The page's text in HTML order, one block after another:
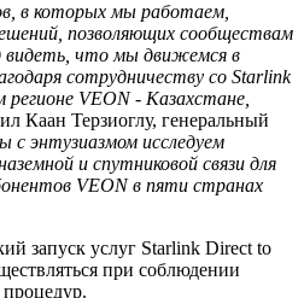
в которых мы работаем,
позволяющих сообществам
видеть, что мы движемся в
сотрудничеству со Starlink
VEON - Казахстане,
Каан Терзиоглу, генеральный
с энтузиазмом исследуем
и спутниковой связи для
VEON в пяти странах
запуск услуг Starlink Direct to
при соблюдении